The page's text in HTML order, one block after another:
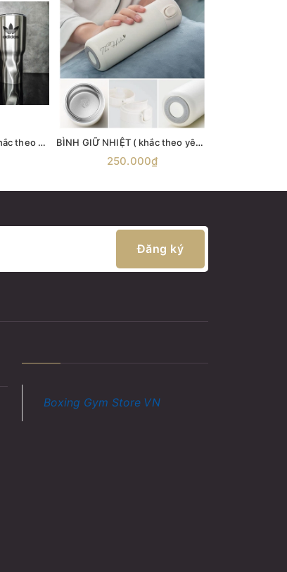
BÌNH GIỮ NHIỆT ( in_khắc theo yêu cầu) BÌNH GIỮ NHIỆT ( khắc theo yêu cầu)
250.000₫
Đăng ký
Boxing Gym Store VN